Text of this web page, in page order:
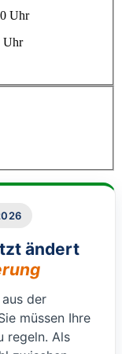
Uhr
Uhr
ändert
der
müssen Ihre
regeln. Als